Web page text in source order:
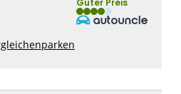
Guter Preis
parken